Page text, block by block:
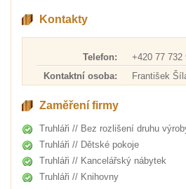
Kontakty
Telefon:
+420 77 732
Kontaktní osoba:
František
Zaměření firmy
Truhláři // Bez rozlišení druhu
Truhláři // Dětské pokoje
Truhláři // Kancelářský nábytek
Truhláři // Knihovny